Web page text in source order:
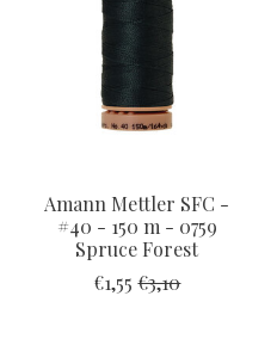
Amann Mettler SFC -
#40 - 150 m - 0759
Spruce Forest
€1,55 €3,10